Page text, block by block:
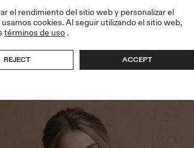
el rendimiento del sitio web y personalizar el
cookies. Al seguir utilizando el sitio web,
términos de uso.
REJECT ACCEPT